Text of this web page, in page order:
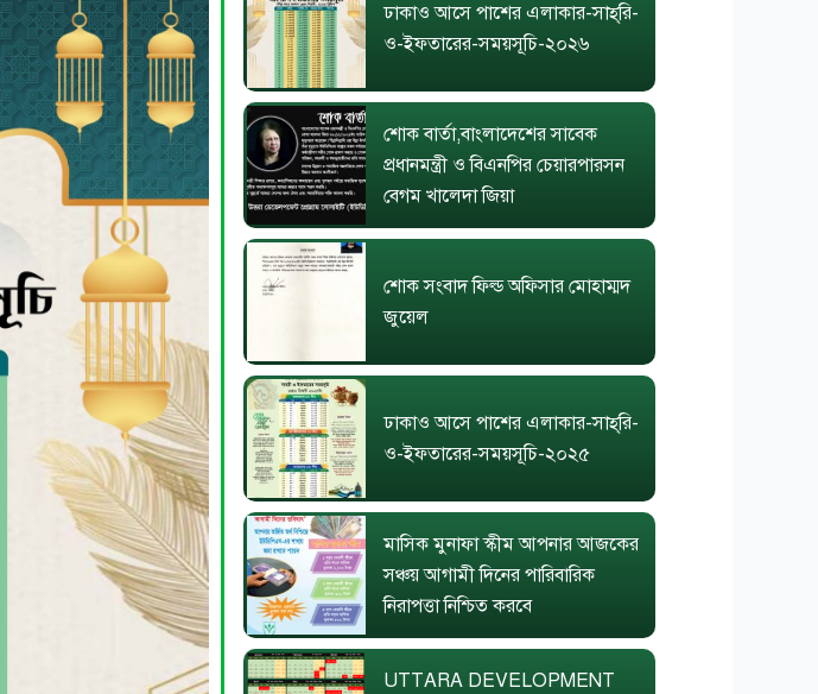
ঢাকাও আসে পাশের এলাকার-সাহ্‌রি-
ও-ইফতারের-সময়সূচি-২০২৬
শোক বার্তা,বাংলাদেশের সাবেক
প্রধানমন্ত্রী ও বিএনপির চেয়ারপারসন
বেগম খালেদা জিয়া
শোক সংবাদ ফিল্ড অফিসার মোহাম্মদ
জুয়েল
ঢাকাও আসে পাশের এলাকার-সাহ্‌রি-
ও-ইফতারের-সময়সূচি-২০২৫
মাসিক মুনাফা স্কীম আপনার আজকের
সঞ্চয় আগামী দিনের পারিবারিক
নিরাপত্তা নিশ্চিত করবে
UTTARA DEVELOPMENT